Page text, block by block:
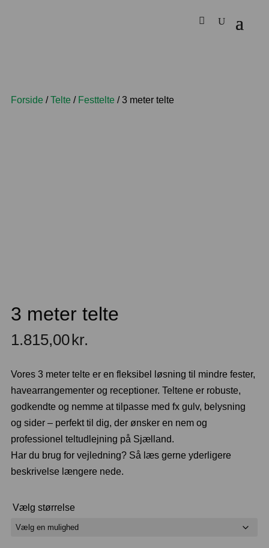
Forside /Telte / Festtelte / 3 meter telte
3 meter telte
1.815,00kr.
Vores 3 meter telte er en fleksibel løsning til mindre fester,
havearrangementer og receptioner. Teltene er robuste,
godkendte og nemme at tilpasse med fx gulv, belysning
og sider – perfekt til dig, der ønsker en nem og
professionel teltudlejning på Sjælland.
Har du brug for vejledning? Så læs gerne yderligere
beskrivelse længere nede.
Vælg størrelse